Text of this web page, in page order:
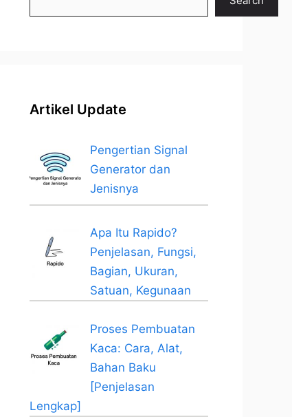
Artikel Update
Pengertian Signal
Generator dan
Jenisnya
Apa Itu Rapido?
Penjelasan, Fungsi,
Bagian, Ukuran,
Satuan, Kegunaan
Proses Pembuatan
Kaca: Cara, Alat,
Bahan Baku
[Penjelasan
Lengkap]